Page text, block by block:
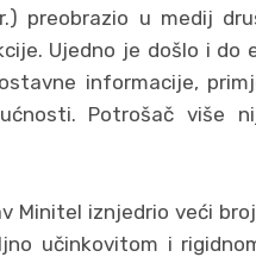
preobrazio u medij
Ujedno je došlo i do
informacije,
Potrošač više
Minitel iznjedrio veći
učinkovitom i